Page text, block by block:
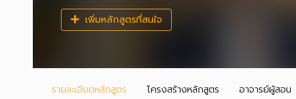
เพิ่มหลักสูตรที่สนใจ
รายละเอียดหลักสูตร โครงสร้างหลักสูตร อาจารย์ผู้สอน